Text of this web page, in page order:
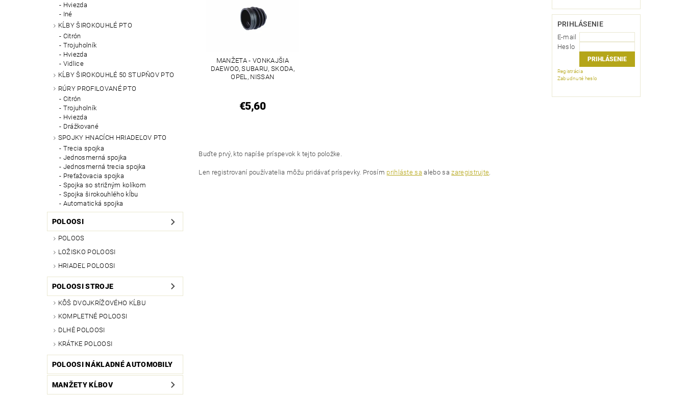
Hviezda
Iné
KĹBY ŠIROKOUHLÉ PTO
Citrón
Trojuholník
Hviezda
Vidlice
KĹBY ŠIROKOUHLÉ 50 STUPŇOV PTO
RÚRY PROFILOVANÉ PTO
Citrón
Trojuholník
Hviezda
Drážkované
SPOJKY HNACÍCH HRIADEĽOV PTO
Trecia spojka
Jednosmerná spojka
Jednosmerná trecia spojka
Preťažovacia spojka
Spojka so strižným kolíkom
Spojka širokouhlého kĺbu
Automatická spojka
POLOOSI
POLOOS
LOŽISKO POLOOSI
HRIADEĽ POLOOSI
POLOOSI STROJE
KÔŠ DVOJKRÍŽOVÉHO KĹBU
KOMPLETNÉ POLOOSI
DLHÉ POLOOSI
KRÁTKE POLOOSI
POLOOSI NÁKLADNÉ AUTOMOBILY
MANŽETY KĹBOV
MANŽETA - VONKAJŠIA
DAEWOO, SUBARU, SKODA,
OPEL, NISSAN
€5,60
Buďte prvý, kto napíše príspevok k tejto položke.
Len registrovaní používatelia môžu pridávať príspevky. Prosím prihláste sa alebo sazaregistrujte.
PRIHLÁSENIE
E-mail
Heslo
Registrácia
Zabudnuté heslo